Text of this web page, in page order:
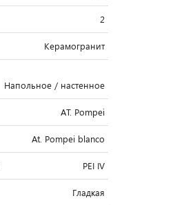
2
Керамогранит
Напольное / настенное
AT. Pompei
At. Pompei blanco
PEI IV
Гладкая